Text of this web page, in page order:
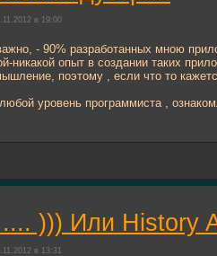
в 19:00
- 90% разработанных мною
никакой опыт в создании таких
поэтому , если что то
уровень программиста ,
))) Или History
в 13:31